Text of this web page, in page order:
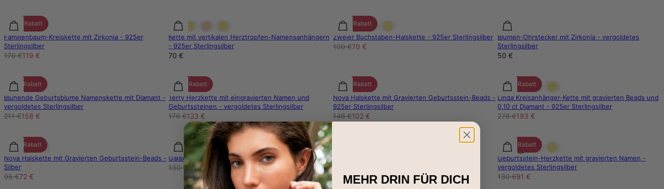
30% Rabatt
Familienbaum-Kreiskette mit Zirkonia - 925er
Sterlingsilber
170 €119 €
Kette mit vertikalen Herztropfen-Namensanhängern
- 925er Sterlingsilber
70 €
30% Rabatt
Zweier Buchstaben-Halskette - 925er Sterlingsilber
100 €70 €
Blumen-Ohrstecker mit Zirkonia - vergoldetes
Sterlingsilber
50 €
25% Rabatt
Blühende Geburtsblume Namenskette mit Diamant -
vergoldetes Sterlingsilber
211 €158 €
30% Rabatt
Terry Herzkette mit eingravierten Namen und
Geburtssteinen - vergoldetes Sterlingsilber
176 €123 €
30% Rabatt
Nova Halskette mit Gravierten Geburtsstein-Beads -
925er Sterlingsilber
146 €102 €
30% Rabatt
Linda Kreisanhänger-Kette mit gravierten Beads und
0,10 ct Diamant - 925er Sterlingsilber
276 €193 €
25% Rabatt
Nova Halskette mit Gravierten Geburtsstein-Beads -
Silber
95 €72 €
30% Rabatt
Galaxy Halskette mit Zirkonia - Vergoldet
130 € 91 €
100 €
30% Rabatt
Geburtsstein-Herzkette mit gravierten Namen -
vergoldetes Sterlingsilber
130 €91 €
MEHR DRIN FÜR DICH